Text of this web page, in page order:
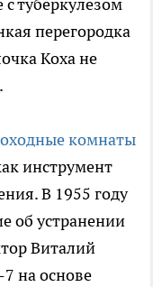
туберкулезом
перегородка
Коха не
комнаты
инструмент
В 1955 году
об устранении
Виталий
на основе